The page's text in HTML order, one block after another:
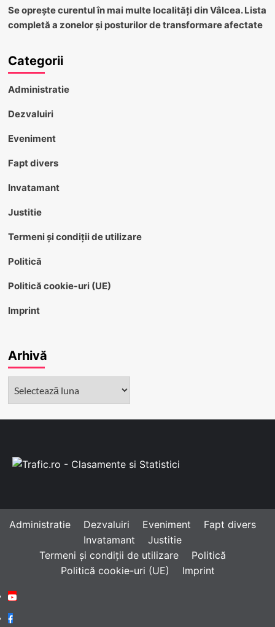
Se oprește curentul în mai multe localități din Vâlcea. Lista
completă a zonelor și posturilor de transformare afectate
Categorii
Administratie
Dezvaluiri
Eveniment
Fapt divers
Invatamant
Justitie
Termeni și condiții de utilizare
Politică
Politică cookie-uri (UE)
Imprint
Arhivă
Administratie Dezvaluiri Eveniment
Fapt divers
Invatamant
Justitie
Termeni și condiții de utilizare
Politică
Politică cookie-uri (UE)
Imprint
Youtube
Facebook